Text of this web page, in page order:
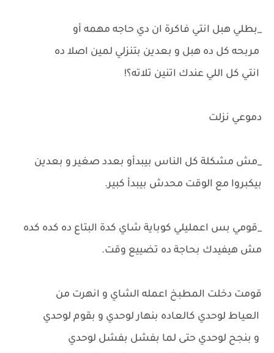
_بطلي هبل انتي فاكرة ان دي حاجه مهمه أو
مربحه كل ده هبل و بعدين بتنزلي لمين اصلا ده
انتي كل اللي عندك اتنين تلاته؟!
دموعي نزلت
_مش مشكلة كل الناس بيبدأو بعدد صغير و بعدين
بيكبروا مع الوقت محدش بيبدأ كبير.
_قومي بس اعمليلي كوباية شاي كدة البتاع ده كده كده
مش هيفيدك بحاجة ده تضييع وقت.
قومت دخلت المطبخ اعمله الشاي و انهرت من
العياط لوحدي كالعاده بنهار لوحدي و بقوم لوحدي
و بنجح لوحدي حتى لما بفشل بفشل لوحدي